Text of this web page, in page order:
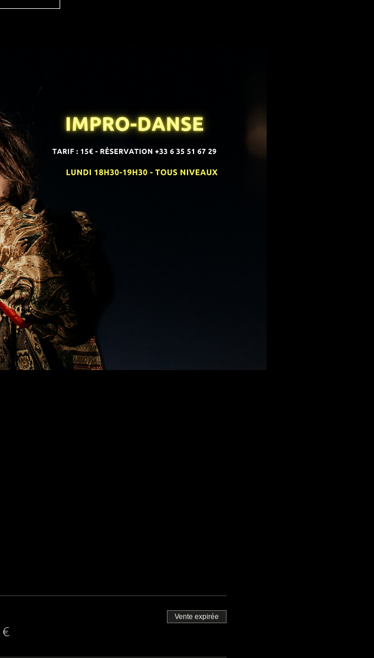
Vente expirée